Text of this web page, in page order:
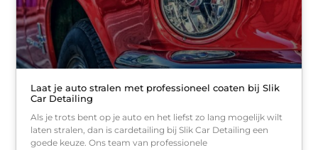
Laat je auto stralen met professioneel coaten bij Slik
Car Detailing
Als je trots bent op je auto en het liefst zo lang mogelijk wilt
laten stralen, dan is cardetailing bij Slik Car Detailing een
goede keuze. Ons team van professionele